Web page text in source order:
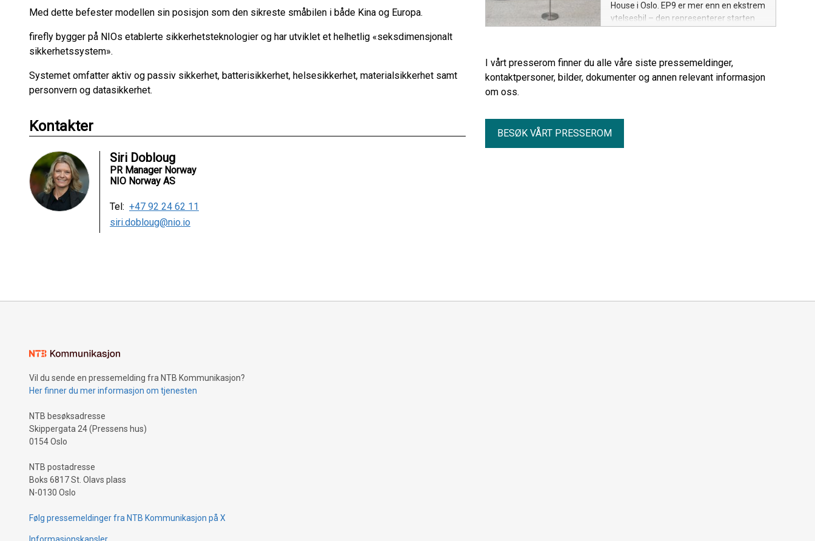
Med dette befester modellen sin posisjon som den sikreste småbilen i både Kina og Europa.
firefly bygger på NIOs etablerte sikkerhetsteknologier og har utviklet et helhetlig «seksdimensjonalt
sikkerhetssystem».
Systemet omfatter aktiv og passiv sikkerhet, batterisikkerhet, helsesikkerhet, materialsikkerhet samt
personvern og datasikkerhet.
Kontakter
Siri Dobloug
PR Manager Norway
NIO Norway AS
Tel: +47 92 24 62 11
siri.dobloug@nio.io
House i Oslo. EP9 er mer enn en ekstrem
ytelsesbil – den representerer starten
elbiler.
I vårt presserom finner du alle våre siste pressemeldinger,
kontaktpersoner, bilder, dokumenter og annen relevant informasjon
om oss.
BESØK VÅRT PRESSEROM
Vil du sende en pressemelding fra NTB Kommunikasjon?
Her finner du mer informasjon om tjenesten
NTB besøksadresse
Skippergata 24 (Pressens hus)
0154 Oslo
NTB postadresse
Boks 6817 St. Olavs plass
N-0130 Oslo
Følg pressemeldinger fra NTB Kommunikasjon på X